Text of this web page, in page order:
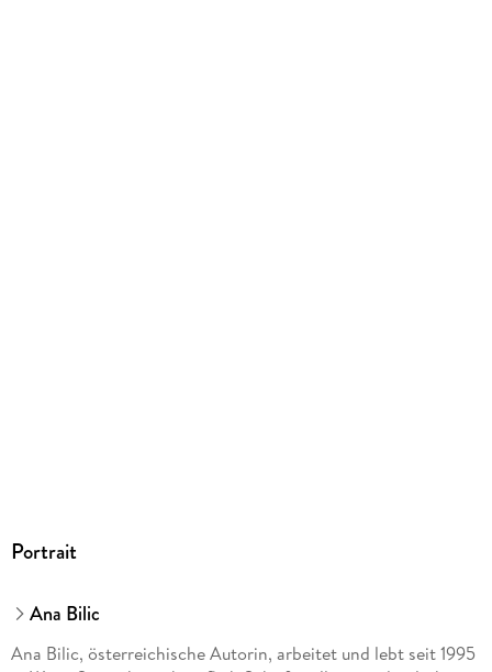
Portrait
Ana Bilic
Ana Bilic, österreichische Autorin, arbeitet und lebt seit 1995